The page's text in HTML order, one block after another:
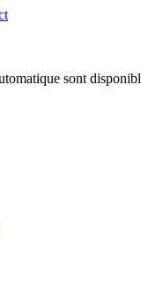
sont